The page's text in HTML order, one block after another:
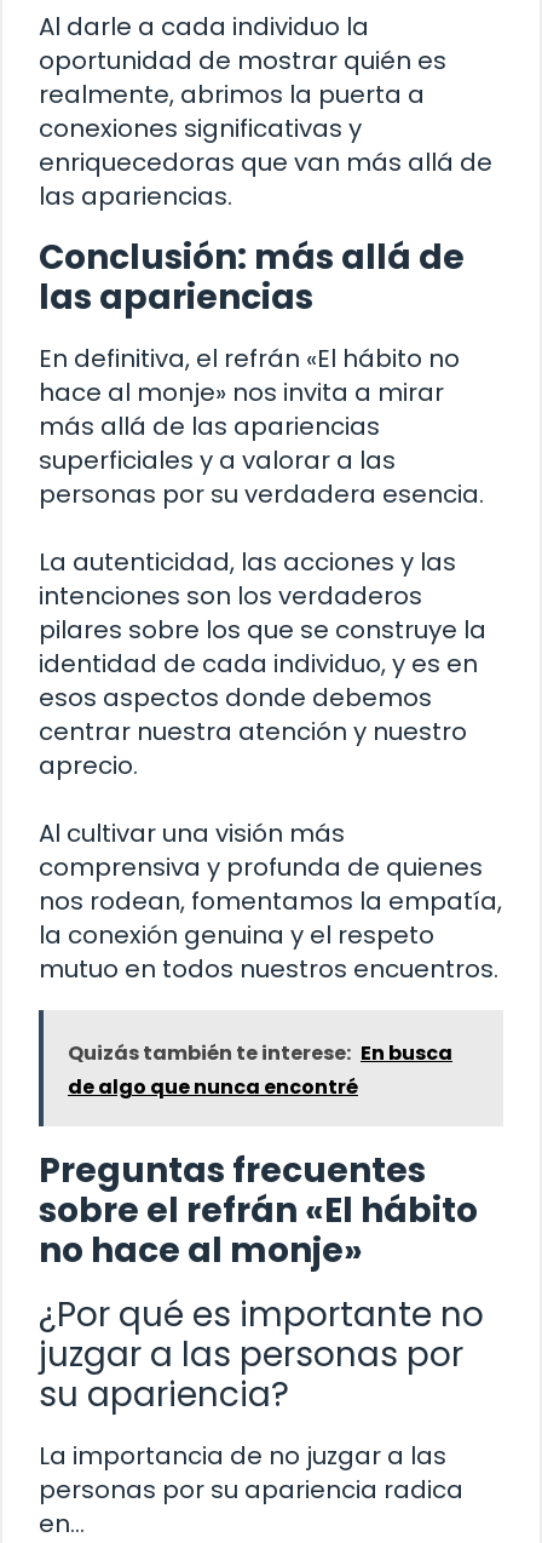
Al darle a cada individuo la
oportunidad de mostrar quién es
realmente, abrimos la puerta a
conexiones significativas y
enriquecedoras que van más allá de
las apariencias.
Conclusión: más allá de
las apariencias
En definitiva, el refrán «El hábito no
hace al monje» nos invita a mirar
más allá de las apariencias
superficiales y a valorar a las
personas por su verdadera esencia.
La autenticidad, las acciones y las
intenciones son los verdaderos
pilares sobre los que se construye la
identidad de cada individuo, y es en
esos aspectos donde debemos
centrar nuestra atención y nuestro
aprecio.
Al cultivar una visión más
comprensiva y profunda de quienes
nos rodean, fomentamos la empatía,
la conexión genuina y el respeto
mutuo en todos nuestros encuentros.
Quizás también te interese: En busca
de algo que nunca encontré
Preguntas frecuentes
sobre el refrán «El hábito
no hace al monje»
¿Por qué es importante no
juzgar a las personas por
su apariencia?
La importancia de no juzgar a las
personas por su apariencia radica
en…